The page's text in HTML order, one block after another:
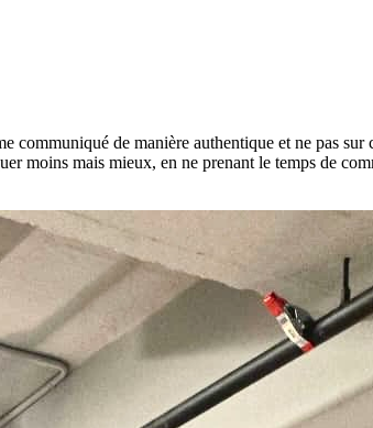
communiqué de manière authentique et ne pas sur
moins mais mieux, en ne prenant le temps de